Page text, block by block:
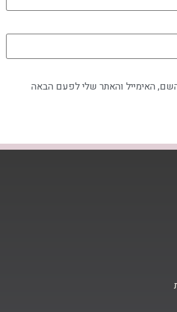
האימייל והאתר שלי לפעם הבאה